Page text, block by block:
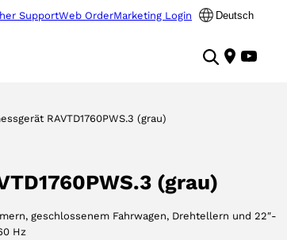
SupportWeb OrderMarketing Login Deutsch
RAVTD1760PWS.3 (grau)
(grau)
geschlossenem Fahrwagen, Drehtellern und 22″-
Hz